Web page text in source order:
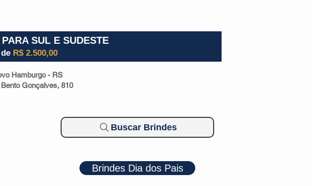
SUL E SUDESTE
R$ 2.500,00
Hamburgo - RS
Bento Gonçalves, 810
Buscar Brindes
Brindes Dia dos Pais